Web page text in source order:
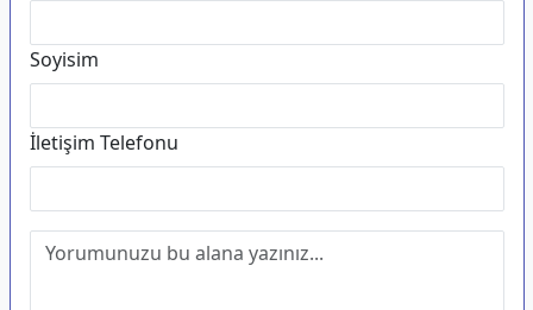
Soyisim
İletişim Telefonu